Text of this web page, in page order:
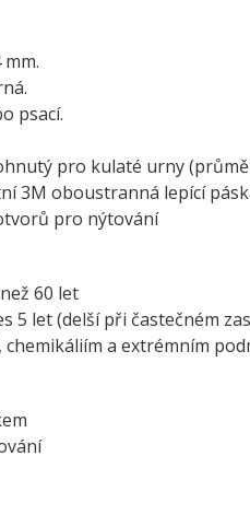
mm.
psací.
pro kulaté urny
3M oboustranná lepící
pro nýtování
60 let
5 let (delší při častečném
a extrémním